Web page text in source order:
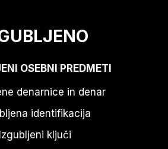
OSEBNI PREDMETI
denarnice in denar
identifikacija
Izgubljeni ključi